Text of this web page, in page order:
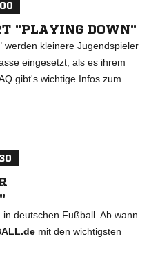
"PLAYING DOWN"
werden kleinere Jugendspieler
eingesetzt, als es ihrem
gibt's wichtige Infos zum
deutschen Fußball. Ab wann
mit den wichtigsten